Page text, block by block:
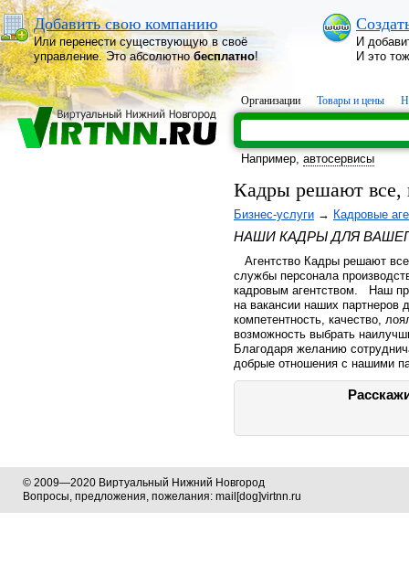
Добавить свою компанию
Или перенести существующую в своё
управление. Это абсолютнобесплатно!
И
И это
Организации Товары и цены
Например, автосервисы
Кадры решают все,
Бизнес-услуги → Кадровые
НАШИ КАДРЫ ДЛЯ
Агентство Кадры решают все
службы персонала
кадровым агентством. Наш
на вакансии наших партнеров
компетентность, качество,
возможность выбрать
Благодаря желанию
добрые отношения с нашими
© 2009—2020 Виртуальный Нижний Новгород
Вопросы, предложения, пожелания: mail[dog]virtnn.ru